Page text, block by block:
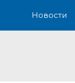
Новости